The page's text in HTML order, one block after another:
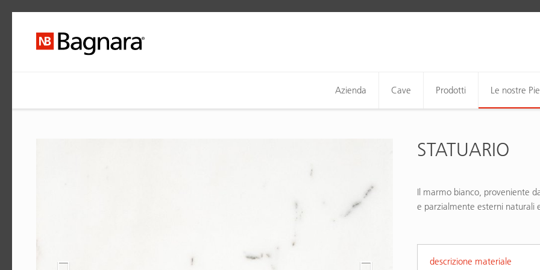
Azienda Cave Prodotti Le nostre
STATUARIO
Il marmo bianco, proveniente
e parzialmente esterni naturali
descrizione materiale